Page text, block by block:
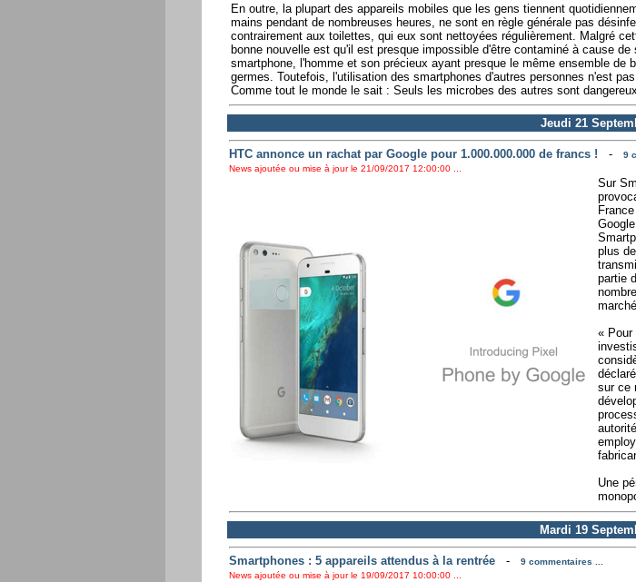
En outre, la plupart des appareils mobiles que les gens tiennent
mains pendant de nombreuses heures, ne sont en règle générale pas
contrairement aux toilettes, qui eux sont nettoyées régulièrement. Malgré
bonne nouvelle est qu'il est presque impossible d'être contaminé à cause de
smartphone, l'homme et son précieux ayant presque le même ensemble de
germes. Toutefois, l'utilisation des smartphones d'autres personnes n'est pas
Comme tout le monde le sait : Seuls les microbes des autres sont dangereux.
Jeudi 21
HTC annonce un rachat par Google pour 1.000.000.000 de francs ! -
9
News ajoutée ou mise à jour le 21/09/2017 12:00:00 ...
Sur
plus
partie
« Pour
sur ce
Une
Mardi 19
Smartphones : 5 appareils attendus à la rentrée-
9 commentaires ...
News ajoutée ou mise à jour le 19/09/2017 10:00:00 ...